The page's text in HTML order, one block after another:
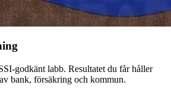
godkänt labb. Resultatet du får håller
bank, försäkring och kommun.